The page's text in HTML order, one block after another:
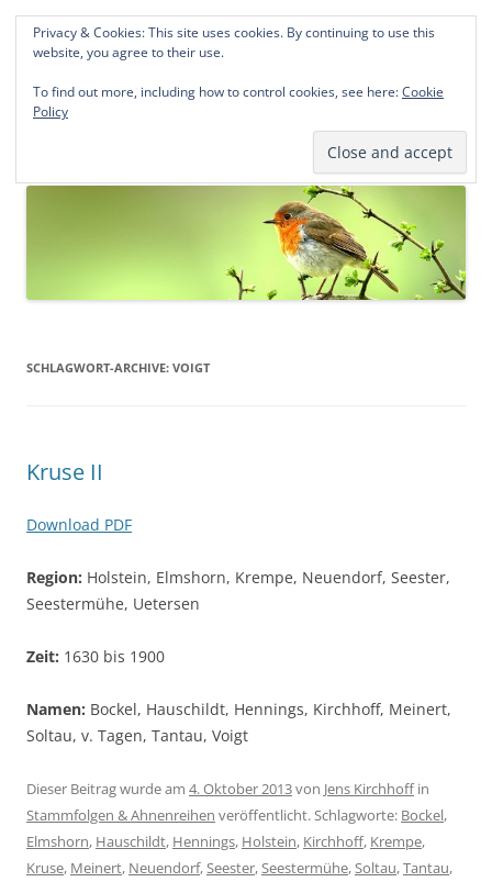
Norddeutsche Genealogien
Michael Kohlhaas und Jens Kirchhoff
springen
SCHLAGWORT-ARCHIVE: VOIGT
Kruse II
Download PDF
Region: Holstein, Elmshorn, Krempe, Neuendorf, Seester,
Seestermühe, Uetersen
Zeit: 1630 bis 1900
Namen: Bockel, Hauschildt, Hennings, Kirchhoff, Meinert,
Soltau, v. Tagen, Tantau, Voigt
Dieser Beitrag wurde am 4. Oktober 2013von Jens Kirchhoffin
Stammfolgen & Ahnenreihen veröffentlicht. Schlagworte: Bockel,
Elmshorn, Hauschildt, Hennings, Holstein, Kirchhoff, Krempe,
Kruse, Meinert, Neuendorf,Seester,Seestermühe,Soltau,Tantau,
Privacy & Cookies: This site uses cookies. By continuing to use this
website, you agree to their use.
To find out more, including how to control cookies, see here:Cookie
Policy